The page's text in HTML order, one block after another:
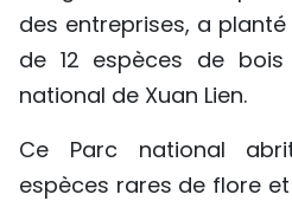
des entreprises, a planté
de 12 espèces de
national de Xuan Lien.
Ce Parc national
espèces rares de flore